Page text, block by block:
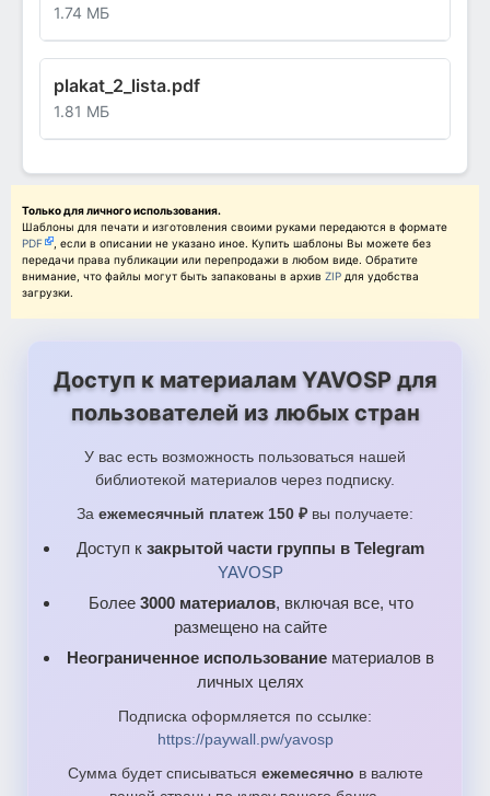
1.74 МБ
plakat_2_lista.pdf
1.81 МБ
Только для личного использования.
Шаблоны для печати и изготовления своими руками передаются в формате
PDF
, если в описании не указано иное. Купить шаблоны Вы можете без
передачи права публикации или перепродажи в любом виде. Обратите
внимание, что файлы могут быть запакованы в архив ZIP для удобства
загрузки.
Доступ к материалам YAVOSP для
пользователей из любых стран
У вас есть возможность пользоваться нашей
библиотекой материалов через подписку.
За ежемесячный платеж 150 ₽ вы получаете:
Доступ к закрытой части группы в Telegram
YAVOSP
Более 3000 материалов, включая все, что
размещено на сайте
Неограниченное использование материалов в
личных целях
Подписка оформляется по ссылке:
https://paywall.pw/yavosp
Сумма будет списываться ежемесячно в валюте